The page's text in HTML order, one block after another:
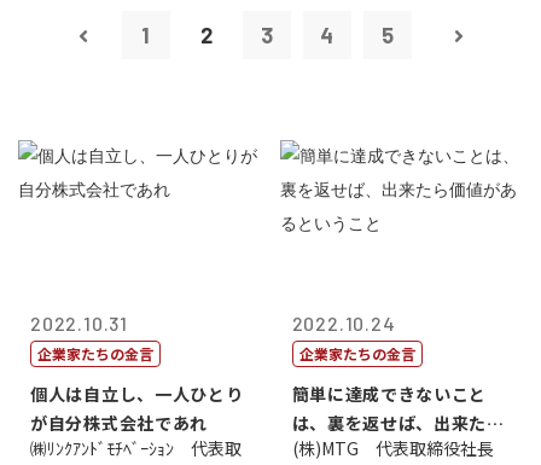
1 2 3 4 5
2022.10.31
企業家たちの金言
個人は自立し、一人ひとり
が自分株式会社であれ
㈱ﾘﾝｸｱﾝﾄﾞﾓﾁﾍﾞｰｼｮﾝ 代表取
2022.10.24
企業家たちの金言
簡単に達成できないこと
は、裏を返せば、出来たら
価値があるとい...
(株)MTG 代表取締役社長